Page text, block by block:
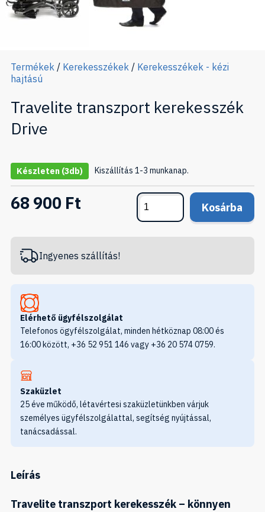
Termékek / Kerekesszékek / Kerekesszékek - kézi
hajtású
Travelite transzport kerekesszék
Drive
Készleten (3db) Kiszállítás 1-3 munkanap.
68 900 Ft Kosárba
Ingyenes szállítás!
Elérhető ügyfélszolgálat
Telefonos ögyfélszolgálat, minden hétköznap 08:00 és
16:00 között, +36 52 951 146 vagy +36 20 574 0759.
Szaküzlet
25 éve működő, létavértesi szaküzletünkben várjuk
személyes ügyfélszolgálattal, segítség nyújtással,
tanácsadással.
Leírás
Travelite transzport kerekesszék – könnyen